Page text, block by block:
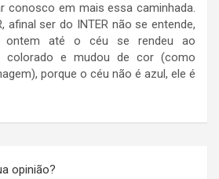
conosco em mais essa caminhada.
afinal ser do INTER não se entende,
ontem até o céu se rendeu ao
colorado e mudou de cor (como
porque o céu não é azul, ele é
opinião?